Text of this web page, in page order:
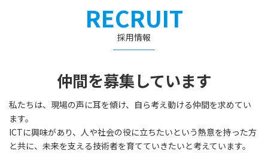
RECRUIT
採用情報
仲間を募集しています
私たちは、現場の声に耳を傾け、自ら考え動ける仲間を求めてい
ます。
ICTに興味があり、人や社会の役に立ちたいという熱意を持った方
と共に、未来を支える技術者を育てていきたいと考えています。